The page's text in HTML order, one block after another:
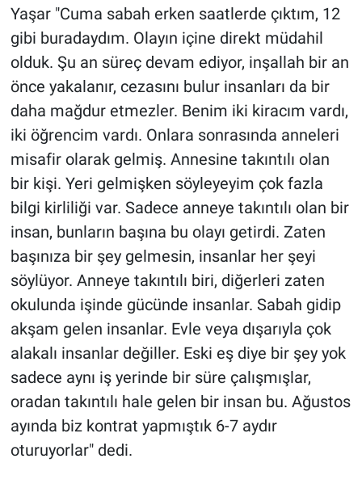
Yaşar "Cuma sabah erken saatlerde çıktım, 12
gibi buradaydım. Olayın içine direkt müdahil
olduk. Şu an süreç devam ediyor, inşallah bir an
önce yakalanır, cezasını bulur insanları da bir
daha mağdur etmezler. Benim iki kiracım vardı,
iki öğrencim vardı. Onlara sonrasında anneleri
misafir olarak gelmiş. Annesine takıntılı olan
bir kişi. Yeri gelmişken söyleyeyim çok fazla
bilgi kirliliği var. Sadece anneye takıntılı olan bir
insan, bunların başına bu olayı getirdi. Zaten
başınıza bir şey gelmesin, insanlar her şeyi
söylüyor. Anneye takıntılı biri, diğerleri zaten
okulunda işinde gücünde insanlar. Sabah gidip
akşam gelen insanlar. Evle veya dışarıyla çok
alakalı insanlar değiller. Eski eş diye bir şey yok
sadece aynı iş yerinde bir süre çalışmışlar,
oradan takıntılı hale gelen bir insan bu. Ağustos
ayında biz kontrat yapmıştık 6-7 aydır
oturuyorlar" dedi.